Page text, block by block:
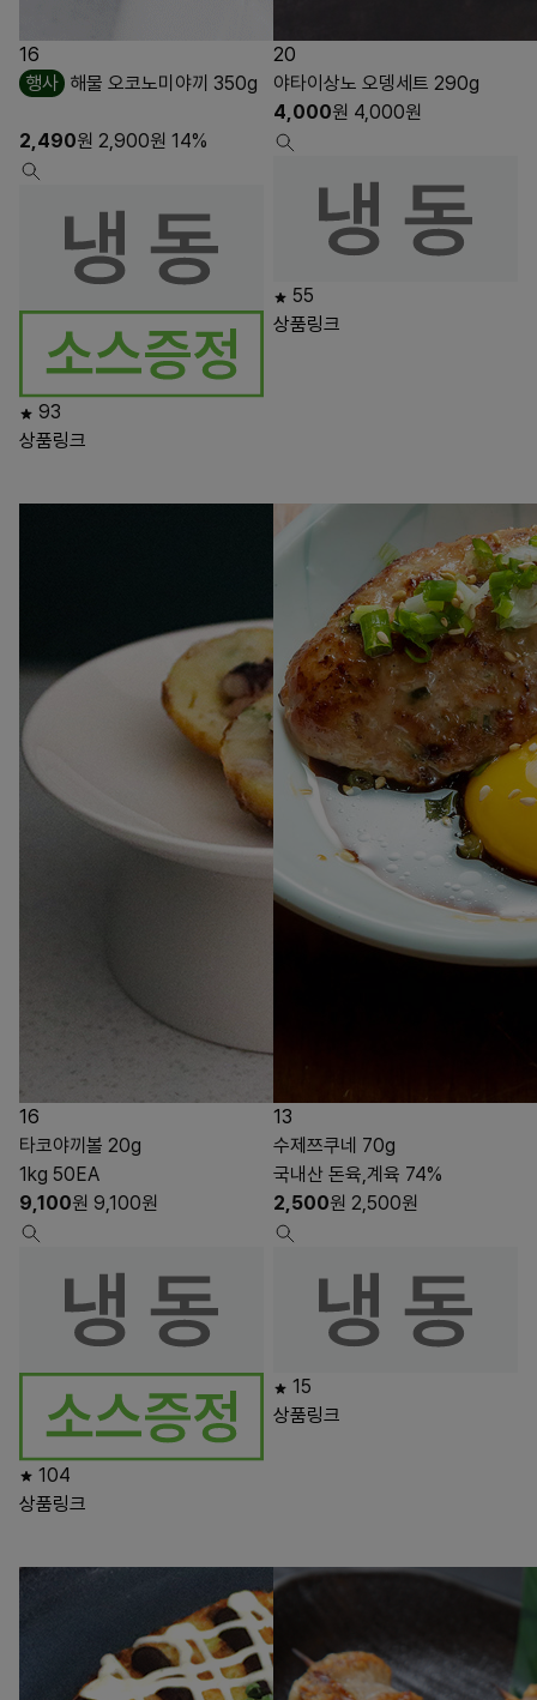
16
행사 해물 오코노미야끼 350g
2,490원 2,900원 14%
93
상품링크
20
야타이상노 오뎅세트 290g
4,000원 4,000원
55
상품링크
16
타코야끼볼 20g
1kg 50EA
9,100원 9,100원
104
상품링크
13
수제쯔쿠네 70g
국내산 돈육,계육 74%
2,500원 2,500원
15
상품링크